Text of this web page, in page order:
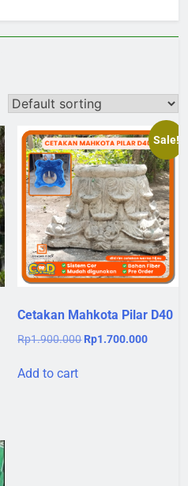
Sale!
Cetakan Mahkota Pilar D40
Rp1.900.000 Original
Rp1.700.000Current
Add to cart